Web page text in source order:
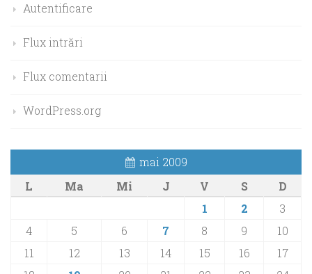
Autentificare
Flux intrări
Flux comentarii
WordPress.org
mai 2009
L
Ma Mi J V S
D
1
2
3
4
5 6 7 8 9
10
11
12 13 14 15 16
17